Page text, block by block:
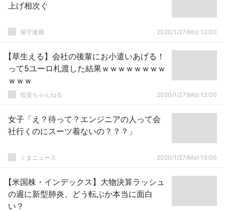
上げ相次ぐ
保守速報 2020/1/27(Mo) 13:00
【草生える】会社の後輩にお小遣いあげる！
って5ユーロ札渡した結果ｗｗｗｗｗｗｗｗ
ｗｗｗ
投資ちゃんねる 2020/1/27(Mo) 13:00
女子「え？待って？エンジニアの人って会
社行くのにスーツ着ないの？？？」
くまニュース 2020/1/27(Mo) 13:00
【米国株・インデックス】大物決算ラッシュ
の週に新型肺炎、どう転ぶか本当に面白
い？